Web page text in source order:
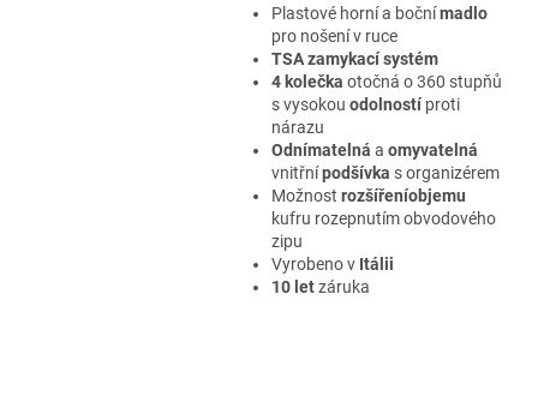
Plastové horní a bočnímadlo
pro nošení v ruce
TSAzamykací systém
4 kolečka otočná o 360 stupňů
s vysokou odolnostíproti
nárazu
Odnímatelná a omyvatelná
vnitřnípodšívka s organizérem
Možnost rozšířeníobjemu
kufru rozepnutím obvodového
zipu
Vyrobeno v Itálii
10 letzáruka